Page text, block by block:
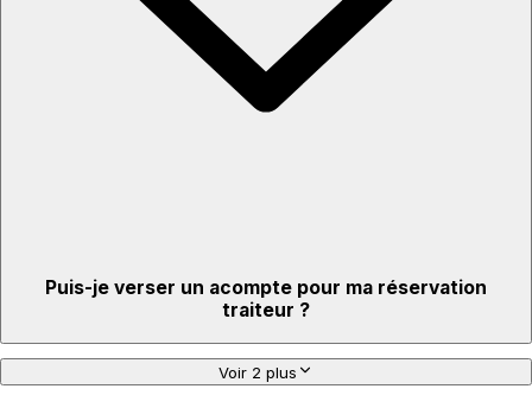
Puis-je verser un acompte pour ma réservation
traiteur ?
Voir 2 plus